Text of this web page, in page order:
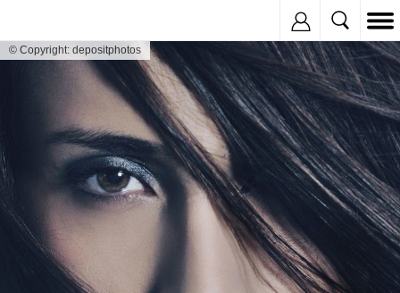
© Copyright: depositphotos